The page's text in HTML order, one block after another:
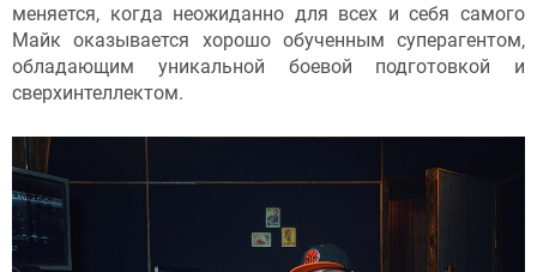
меняется, когда неожиданно для всех и себя самого
Майк оказывается хорошо обученным суперагентом,
обладающим уникальной боевой подготовкой и
сверхинтеллектом.